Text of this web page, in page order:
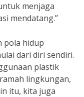
menjaga
mendatang.”
pola hidup
dari diri sendiri.
plastik
lingkungan,
itu, kita juga